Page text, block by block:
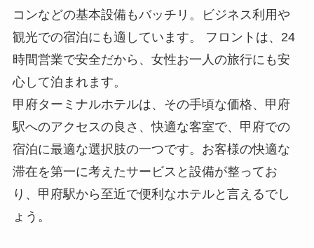
コンなどの基本設備もバッチリ。ビジネス利用や
観光での宿泊にも適しています。 フロントは、24
時間営業で安全だから、女性お一人の旅行にも安
心して泊まれます。
甲府ターミナルホテルは、その手頃な価格、甲府
駅へのアクセスの良さ、快適な客室で、甲府での
宿泊に最適な選択肢の一つです。お客様の快適な
滞在を第一に考えたサービスと設備が整ってお
り、甲府駅から至近で便利なホテルと言えるでし
ょう。